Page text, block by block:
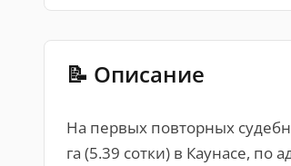
📝 Описание
На первых повторных
га (5.39 сотки) в Каунасе, по